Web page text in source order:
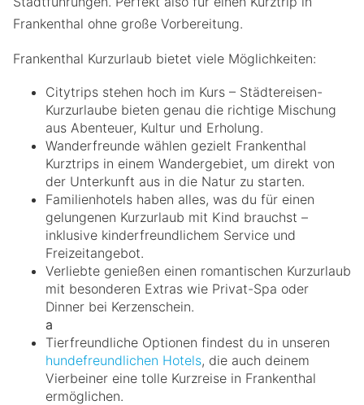
Frankenthal ohne große Vorbereitung.
Frankenthal Kurzurlaub bietet viele Möglichkeiten:
Citytrips stehen hoch im Kurs – Städtereisen-
Kurzurlaube bieten genau die richtige Mischung
aus Abenteuer, Kultur und Erholung.
Wanderfreunde wählen gezielt Frankenthal
Kurztrips in einem Wandergebiet, um direkt von
der Unterkunft aus in die Natur zu starten.
Familienhotels haben alles, was du für einen
gelungenen Kurzurlaub mit Kind brauchst –
inklusive kinderfreundlichem Service und
Freizeitangebot.
Verliebte genießen einen romantischen Kurzurlaub
mit besonderen Extras wie Privat-Spa oder
Dinner bei Kerzenschein.
a
Tierfreundliche Optionen findest du in unseren
hundefreundlichen Hotels, die auch deinem
Vierbeiner eine tolle Kurzreise in Frankenthal
ermöglichen.